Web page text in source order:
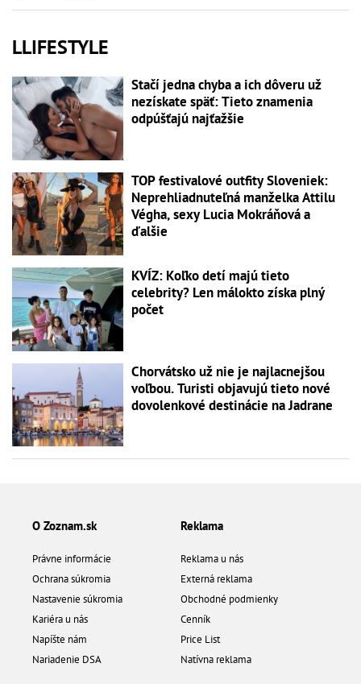
LLIFESTYLE
Stačí jedna chyba a ich dôveru už
nezískate späť: Tieto znamenia
odpúšťajú najťažšie
TOP festivalové outfity Sloveniek:
Neprehliadnuteľná manželka Attilu
Végha, sexy Lucia Mokráňová a
ďalšie
KVÍZ: Koľko detí majú tieto
celebrity? Len málokto získa plný
počet
Chorvátsko už nie je najlacnejšou
voľbou. Turisti objavujú tieto nové
dovolenkové destinácie na Jadrane
O Zoznam.sk
Právne informácie
Ochrana súkromia
Nastavenie súkromia
Kariéra u nás
Napíšte nám
Nariadenie DSA
Reklama
Reklama u nás
Externá reklama
Obchodné podmienky
Cenník
Price List
Natívna reklama